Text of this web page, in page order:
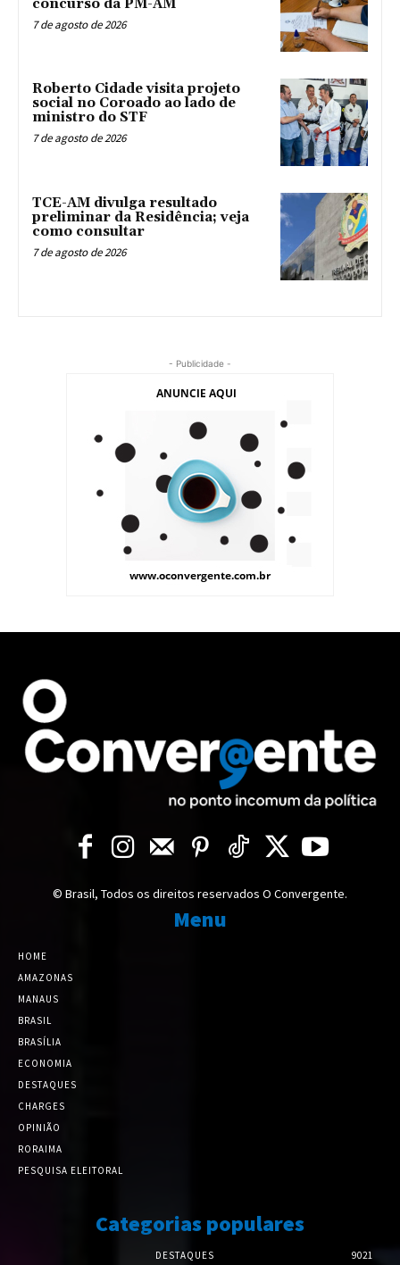
concurso da PM-AM
7 de agosto de 2026
Roberto Cidade visita projeto
social no Coroado ao lado de
ministro do STF
7 de agosto de 2026
TCE-AM divulga resultado
preliminar da Residência; veja
como consultar
7 de agosto de 2026
- Publicidade -
© Brasil, Todos os direitos reservados O Convergente.
Menu
HOME
AMAZONAS
MANAUS
BRASIL
BRASÍLIA
ECONOMIA
DESTAQUES
CHARGES
OPINIÃO
RORAIMA
PESQUISA ELEITORAL
Categorias populares
DESTAQUES 9021